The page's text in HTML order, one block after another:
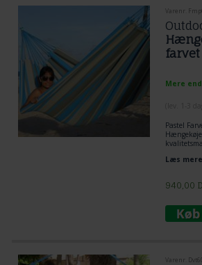
Varenr.
farvet
Mere
Pastel
endesnorre.
Læs
940,00
Varenr.